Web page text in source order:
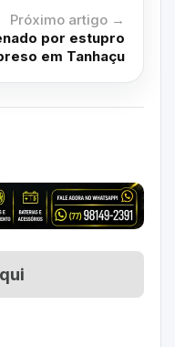
Próximo artigo →
por estupro
em Tanhaçu